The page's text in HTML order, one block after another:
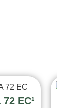
EC¹